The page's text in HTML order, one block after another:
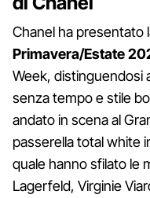
Chanel ha presentato
Primavera/Estate
Week, distinguendosi
senza tempo e stile
andato in scena al
passerella total white
quale hanno sfilato le
Lagerfeld, Virginie